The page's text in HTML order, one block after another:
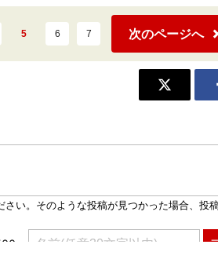
5 6 7 次のページへ